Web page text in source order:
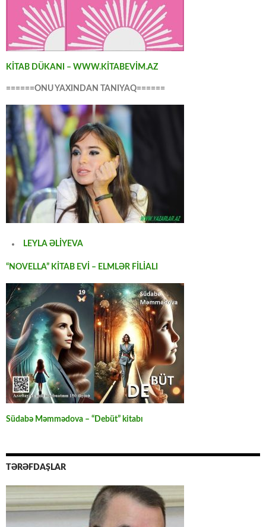
KİTAB DÜKANI – WWW.KİTABEVİM.AZ
======ONU YAXINDAN TANIYAQ======
LEYLA ƏLİYEVA
“NOVELLA” KİTAB EVİ – ELMLƏR FİLİALI
Südabə Məmmədova – “Debüt” kitabı
TƏRƏFDAŞLAR